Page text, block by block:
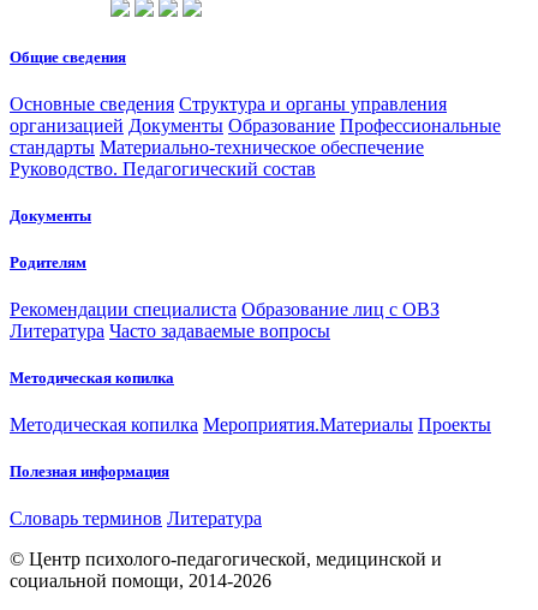
Общие сведения
Основные сведения Структура и органы управления
организацией Документы Образование Профессиональные
стандарты Материально-техническое обеспечение
Руководство. Педагогический состав
Документы
Родителям
Рекомендации специалиста Образование лиц с ОВЗ
Литература Часто задаваемые вопросы
Методическая копилка
Методическая копилка Мероприятия.Материалы Проекты
Полезная информация
Словарь терминов Литература
© Центр психолого-педагогической, медицинской и
социальной помощи, 2014-2026